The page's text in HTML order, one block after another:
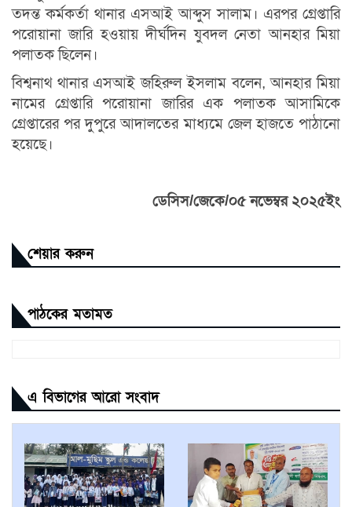
তদন্ত কর্মকর্তা থানার এসআই আব্দুস সালাম। এরপর গ্রেপ্তারি
পরোয়ানা জারি হওয়ায় দীর্ঘদিন যুবদল নেতা আনহার মিয়া
পলাতক ছিলেন।
বিশ্বনাথ থানার এসআই জহিরুল ইসলাম বলেন, আনহার মিয়া
নামের গ্রেপ্তারি পরোয়ানা জারির এক পলাতক আসামিকে
গ্রেপ্তারের পর দুপুরে আদালতের মাধ্যমে জেল হাজতে পাঠানো
হয়েছে।
ডেসিস/জেকে/০৫ নভেম্বর ২০২৫ইং
শেয়ার করুন
পাঠকের মতামত
এ বিভাগের আরো সংবাদ